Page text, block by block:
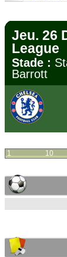
Jeu. 26
League
Stade :
Barrott
1 10